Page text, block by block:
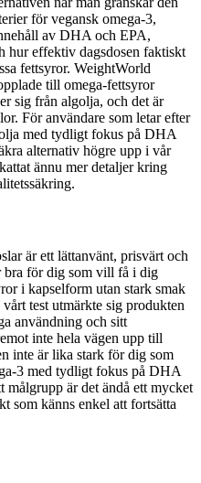
för vegansk omega-3,
av DHA och EPA,
hur effektiv dagsdosen faktiskt
fettsyror. WeightWorld
till omega-fettsyror
sig från algolja, och det är
För användare som letar efter
med tydligt fokus på DHA
alternativ högre upp i vår
ännu mer detaljer kring
är ett lättanvänt, prisvärt och
bra för dig som vill få i dig
i kapselform utan stark smak
test utmärkte sig produkten
användning och sitt
inte hela vägen upp till
inte är lika stark för dig som
3 med tydligt fokus på DHA
är det ändå ett mycket
som känns enkel att fortsätta